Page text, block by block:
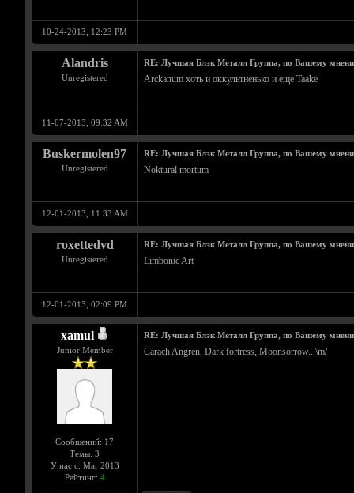
10-24-2013, 12:23 PM
Alandris
Unregistered
RE: Лучшая Блэк Металл Группа, по Вашему
Arckanum хоть и оккультненько и еще Taake
11-07-2013, 09:32 AM
Buskermolen97
Unregistered
RE: Лучшая Блэк Металл Группа, по Вашему
Noktural mortum
12-01-2013, 11:33 AM
roxettedvd
Unregistered
RE: Лучшая Блэк Металл Группа, по Вашему
Limbonic Art
12-01-2013, 02:09 PM
xamul
Junior Member
Сообщений: 17
Темы: 3
У нас с: Mar 2013
Рейтинг: 4
RE: Лучшая Блэк Металл Группа, по Вашему
Carach Angren, Dark fortress, Moonsorrow...\m/